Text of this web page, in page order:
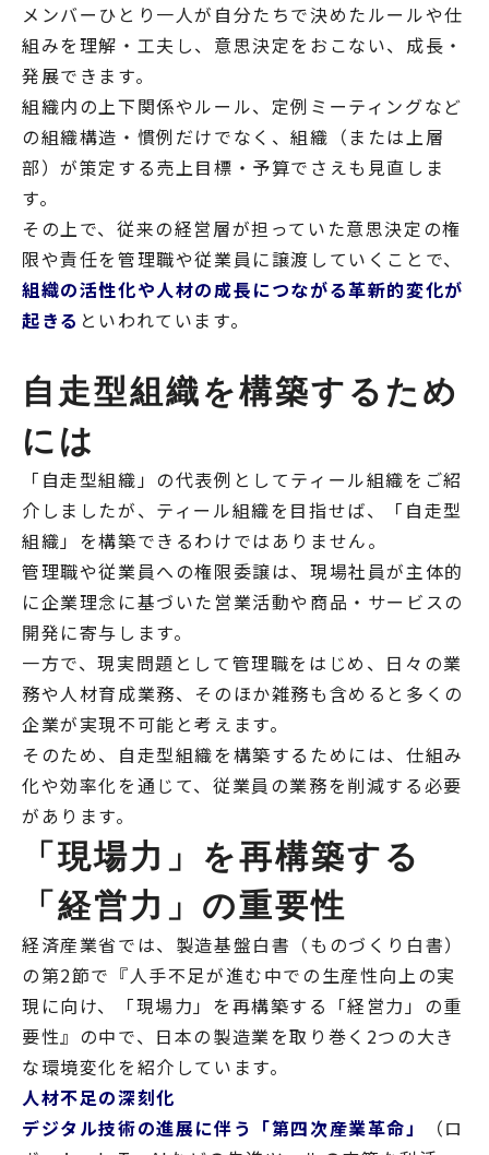
メンバーひとり一人が自分たちで決めたルールや仕
組みを理解・工夫し、意思決定をおこない、成長・
発展できます。
組織内の上下関係やルール、定例ミーティングなど
の組織構造・慣例だけでなく、組織（または上層
部）が策定する売上目標・予算でさえも見直しま
す。
その上で、従来の経営層が担っていた意思決定の権
限や責任を管理職や従業員に譲渡していくことで、
組織の活性化や人材の成長につながる革新的変化が
起きる といわれています。
自走型組織を構築するため
には
「自走型組織」の代表例としてティール組織をご紹
介しましたが、ティール組織を目指せば、「自走型
組織」を構築できるわけではありません。
管理職や従業員への権限委譲は、現場社員が主体的
に企業理念に基づいた営業活動や商品・サービスの
開発に寄与します。
一方で、現実問題として管理職をはじめ、日々の業
務や人材育成業務、そのほか雑務も含めると多くの
企業が実現不可能と考えます。
そのため、自走型組織を構築するためには、仕組み
化や効率化を通じて、従業員の業務を削減する必要
があります。
「現場力」を再構築する
「経営力」の重要性
経済産業省では、製造基盤白書（ものづくり白書）
の第2節で『人手不足が進む中での生産性向上の実
現に向け、「現場力」を再構築する「経営力」の重
要性』の中で、日本の製造業を取り巻く2つの大き
な環境変化を紹介しています。
人材不足の深刻化
デジタル技術の進展に伴う「第四次産業革命」
（ロ